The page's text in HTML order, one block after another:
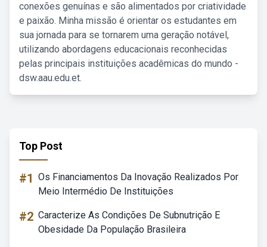
conexões genuínas e são alimentados por criatividade
e paixão. Minha missão é orientar os estudantes em
sua jornada para se tornarem uma geração notável,
utilizando abordagens educacionais reconhecidas
pelas principais instituições acadêmicas do mundo -
dsw.aau.edu.et.
Top Post
#1 Os Financiamentos Da Inovação Realizados Por
Meio Intermédio De Instituições
#2 Caracterize As Condições De Subnutrição E
Obesidade Da População Brasileira